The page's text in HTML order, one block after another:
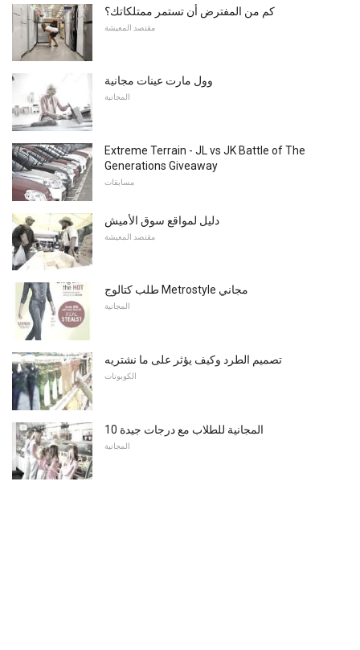
كم من المفترض أن تستمر ممتلكاتك؟
مقتصد المعيشة
وول مارت عينات مجانية
المجانية
Extreme Terrain - JL vs JK Battle of The
Generations Giveaway
مسابقات
دليل لمواقع سوق الأميش
مقتصد المعيشة
طلب كتالوج Metrostyle مجاني
المجانية
تصميم الطرد وكيف يؤثر على ما نشتريه
الكوبونات
10 المجانية للطلاب مع درجات جيدة
المجانية